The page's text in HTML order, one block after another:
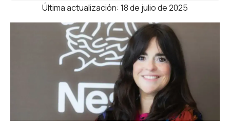
Última actualización: 18 de julio de 2025